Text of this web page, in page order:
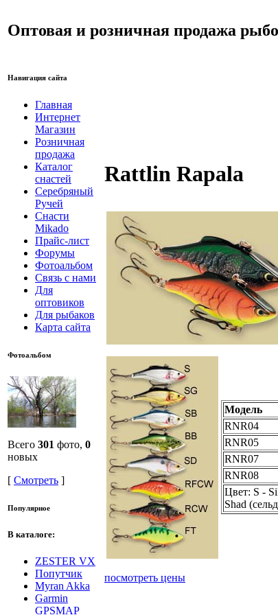
Оптовая и розничная продажа
Навигация сайта
Главная
Интернет
Магазин
Розничная
продажа
Каталог
снастей
Серебряный
Ручей
Снасти
Mikado
Прайс-лист
Форумы
Фотоальбом
Связь с нами
Для
оптовиков
Для рыбаков
Карта сайта
Фотоальбом
Всего 301 фото, 0
новых
[ Смотреть ]
Популярное
В каталоге:
ZESTER VX
Попутчик
Myran Akka
Garmin
GPSMAP
Rattlin Rapala
Модель
RNR04
RNR05
RNR07
RNR08
Цвет: S -
Shad
посмотреть цены